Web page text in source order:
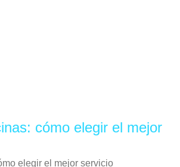
cómo elegir el mejor
elegir el mejor servicio